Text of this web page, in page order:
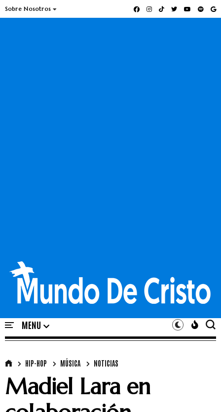
Sobre Nosotros
HIP-HOP MÚSICA NOTICIAS
Madiel Lara en